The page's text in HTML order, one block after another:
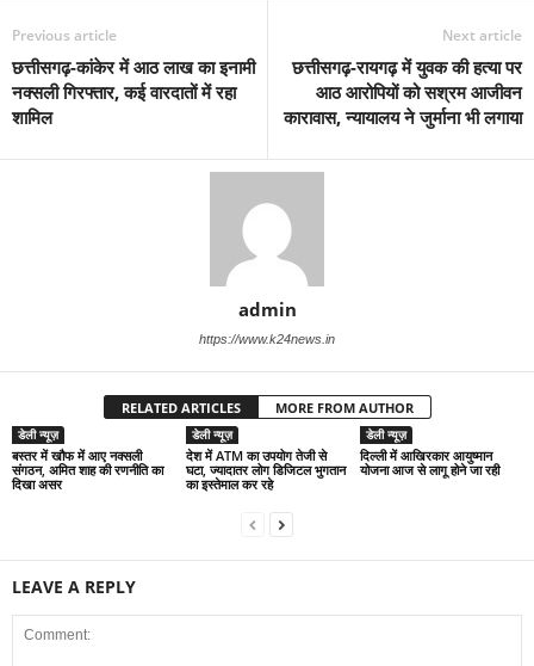
Previous article
छत्तीसगढ़-कांकेर में आठ लाख का इनामी
नक्सली गिरफ्तार, कई वारदातों में रहा
शामिल
Next article
छत्तीसगढ़-रायगढ़ में युवक की हत्या पर
आठ आरोपियों को सश्रम आजीवन
कारावास, न्यायालय ने जुर्माना भी लगाया
admin
https://www.k24news.in
RELATED ARTICLES MORE FROM AUTHOR
डेली न्यूज़
बस्तर में खौफ में आए नक्सली
संगठन, अमित शाह की रणनीति का
दिखा असर
डेली न्यूज़
देश में ATM का उपयोग तेजी से
घटा, ज्यादातर लोग डिजिटल भुगतान
का इस्तेमाल कर रहे
डेली न्यूज़
द‍िल्‍ली में आख‍िरकार आयुष्‍मान
योजना आज से लागू होने जा रही
LEAVE A REPLY